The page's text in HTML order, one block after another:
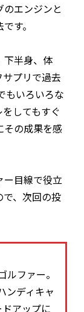
エンジンと
す。
下半身、体
プリで過去
もいろいろな
してもすぐ
その成果を感
ー目線で役立
、次回の投
ファー。
ンディキャ
アップに